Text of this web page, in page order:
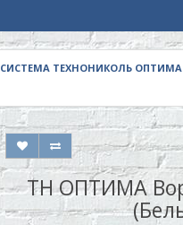
ТЕХНОНИКОЛЬ ОПТИМА
ТН ОПТИМА